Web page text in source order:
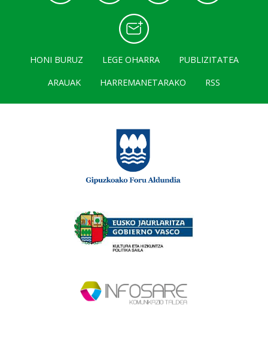
HONI BURUZ LEGE OHARRA
PUBLIZITATEA
ARAUAK
HARREMANETARAKO RSS